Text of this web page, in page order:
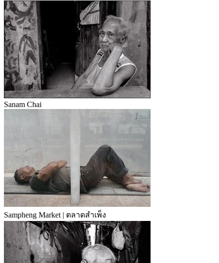
Sanam Chai
Sampheng Market | ตลาดสำเพ็ง